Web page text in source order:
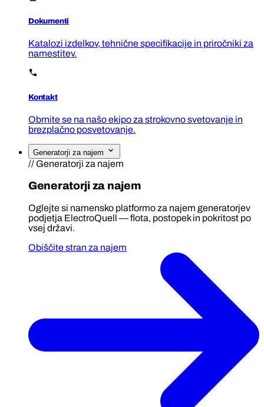
Dokumenti
Katalozi izdelkov, tehnične specifikacije in priročniki za
namestitev.
Kontakt
Obrnite se na našo ekipo za strokovno svetovanje in
brezplačno posvetovanje.
Generatorji za najem
// Generatorji za najem
Generatorji za najem
Oglejte si namensko platformo za najem generatorjev
podjetja ElectroQuell — flota, postopek in pokritost po
vsej državi.
Obiščite stran za najem